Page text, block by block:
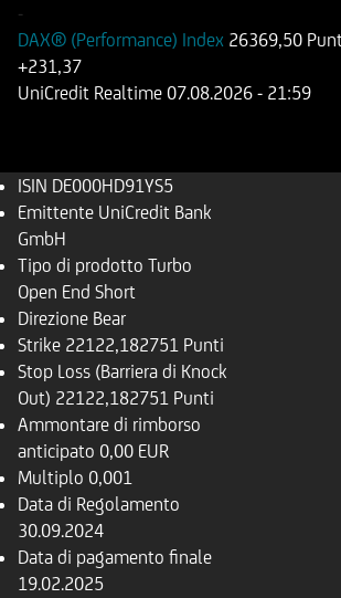
-
DAX® (Performance) Index 26369,50
+231,37
UniCredit Realtime 07.08.2026 - 21:59
ISIN DE000HD91YS5
Emittente UniCredit Bank
GmbH
Tipo di prodotto Turbo
Open End Short
Direzione Bear
Strike 22122,182751 Punti
Stop Loss (Barriera di Knock
Out) 22122,182751 Punti
Ammontare di rimborso
anticipato 0,00 EUR
Multiplo 0,001
Data di Regolamento
30.09.2024
Data di pagamento finale
19.02.2025